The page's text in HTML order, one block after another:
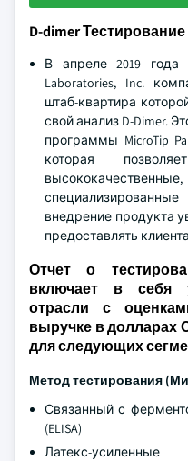
D-dimer
В апреле 2019 года
Laboratories, Inc.
штаб-квартира
свой анализ D-Dimer.
программы MicroTip
которая
внедрение продукта
предоставлять
Отчет о
включает в себя
отрасли с
выручке в долларах
для следующих
Метод тестирования
Связанный с
(ELISA)
Латекс-усиленные